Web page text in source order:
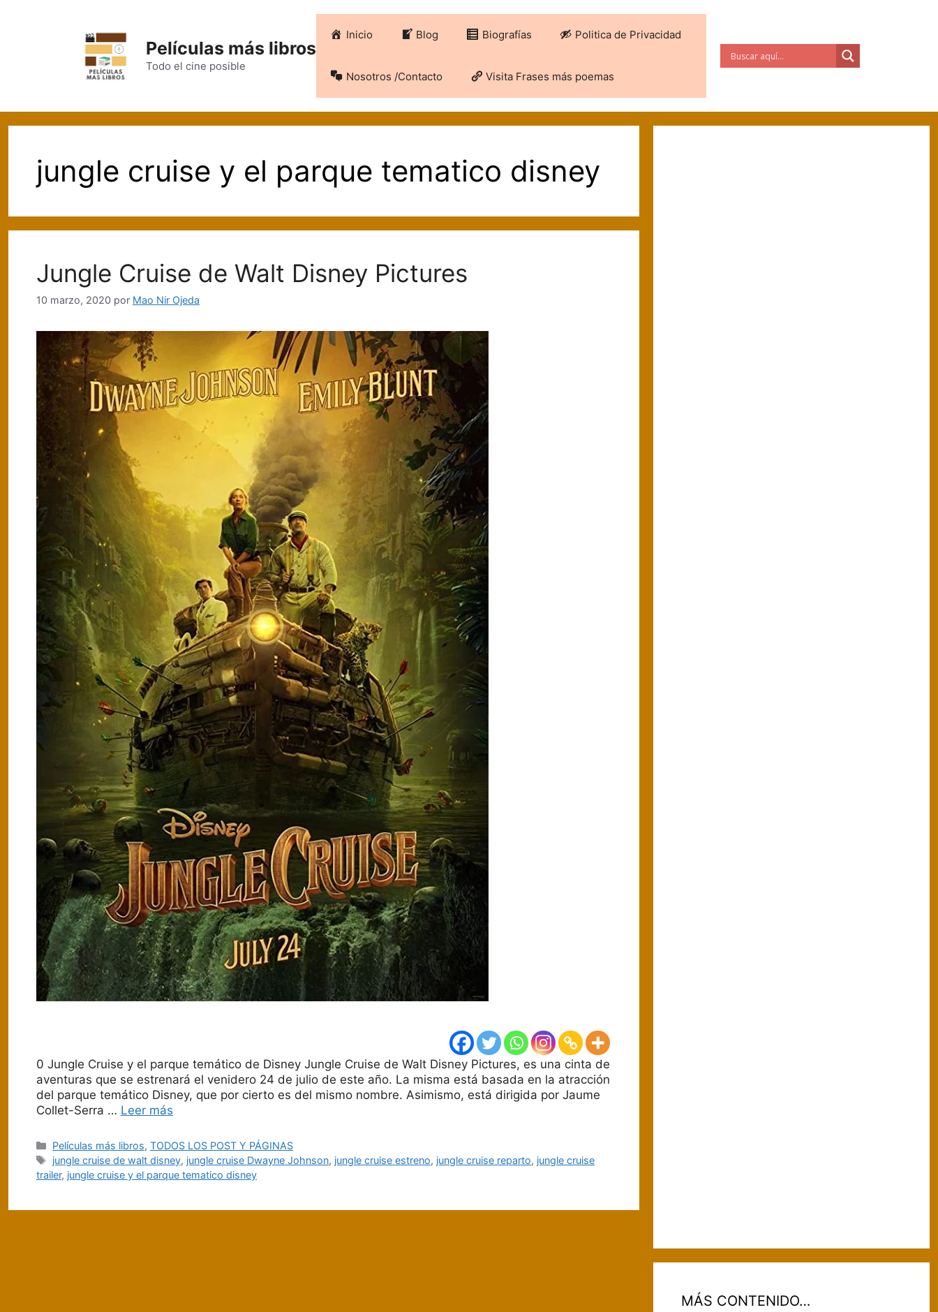
Películas más libros
Todo el cine posible
Inicio Blog Biografías Politica de Privacidad
Nosotros /Contacto Visita Frases más poemas
jungle cruise y el parque tematico disney
Jungle Cruise de Walt Disney Pictures
10 marzo, 2020 por Mao Nir Ojeda
0 Jungle Cruise y el parque temático de Disney Jungle Cruise de Walt Disney Pictures, es una cinta de
aventuras que se estrenará el venidero 24 de julio de este año. La misma está basada en la atracción
del parque temático Disney, que por cierto es del mismo nombre. Asimismo, está dirigida por Jaume
Collet-Serra … Leer más
Categorías
Películas más libros,TODOS LOS POST Y PÁGINAS
Etiquetas
jungle cruise de walt disney, jungle cruise Dwayne Johnson, jungle cruise estreno, jungle cruise reparto, jungle cruise
trailer, jungle cruise y el parque tematico disney
MÁS CONTENIDO…